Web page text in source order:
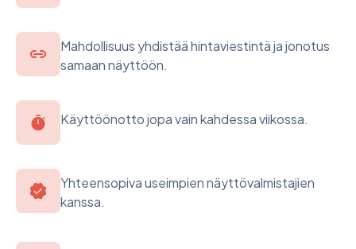
Mahdollisuus yhdistää hintaviestintä ja jonotus
samaan näyttöön.
Käyttöönotto jopa vain kahdessa viikossa.
Yhteensopiva useimpien näyttövalmistajien
kanssa.